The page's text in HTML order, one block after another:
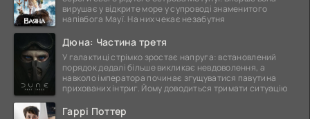
вирушає у відкрите море у супроводі знаменитого
напівбога Мауї. На них чекає незабутня
Дюна: Частина третя
У галактиці стрімко зростає напруга: встановлений
порядок дедалі більше викликає невдоволення, а
навколо імператора починає згущуватися павутина
прихованих інтриг. Йому доводиться тримати ситуацію
Гаррі Поттер